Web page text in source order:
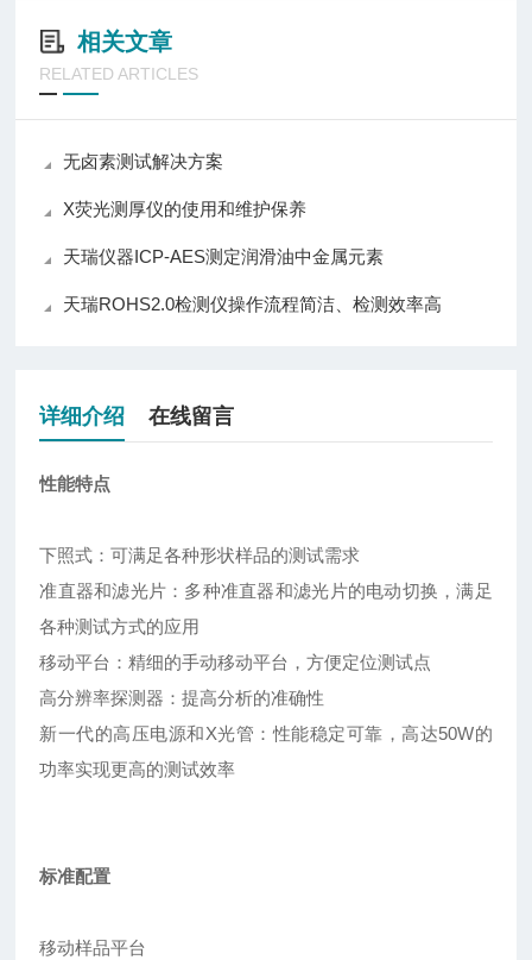
相关文章
RELATED ARTICLES
无卤素测试解决方案
X荧光测厚仪的使用和维护保养
天瑞仪器ICP-AES测定润滑油中金属元素
天瑞ROHS2.0检测仪操作流程简洁、检测效率高
详细介绍 在线留言
性能特点
下照式：可满足各种形状样品的测试需求
准直器和滤光片：多种准直器和滤光片的电动切换，满足
各种测试方式的应用
移动平台：精细的手动移动平台，方便定位测试点
高分辨率探测器：提高分析的准确性
新一代的高压电源和X光管：性能稳定可靠，高达50W的
功率实现更高的测试效率
标准配置
移动样品平台